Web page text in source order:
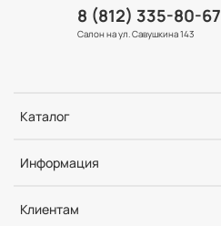
Каталог
Информация
Клиентам
8 (812) 335-80-67
Салон на ул. Савушкина 143